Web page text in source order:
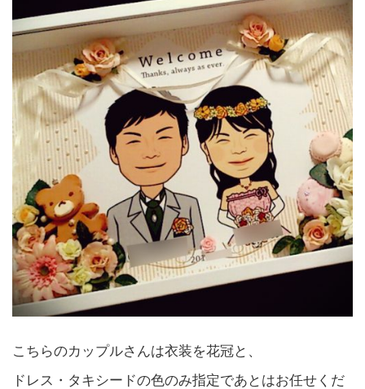
こちらのカップルさんは衣装を花冠と、
ドレス・タキシードの色のみ指定であとはお任せくだ